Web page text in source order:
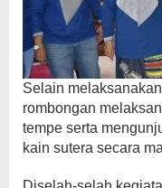
Selain
rombongan
tempe serta
kain sutera secara